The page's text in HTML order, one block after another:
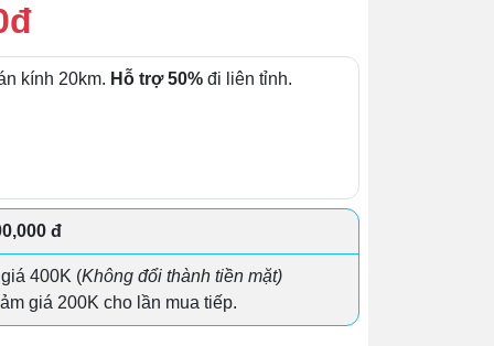
kính 20km. Hỗ trợ 50% đi liên tỉnh.
đ
400K (Không đổi thành tiền mặt)
giá 200K cho lần mua tiếp.